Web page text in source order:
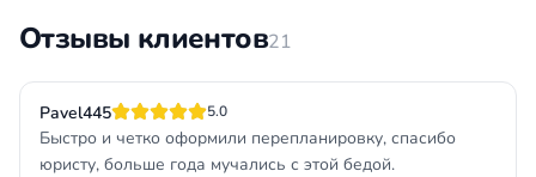
Отзывы клиентов21
Pavel445 5.0
Быстро и четко оформили перепланировку, спасибо
юристу, больше года мучались с этой бедой.